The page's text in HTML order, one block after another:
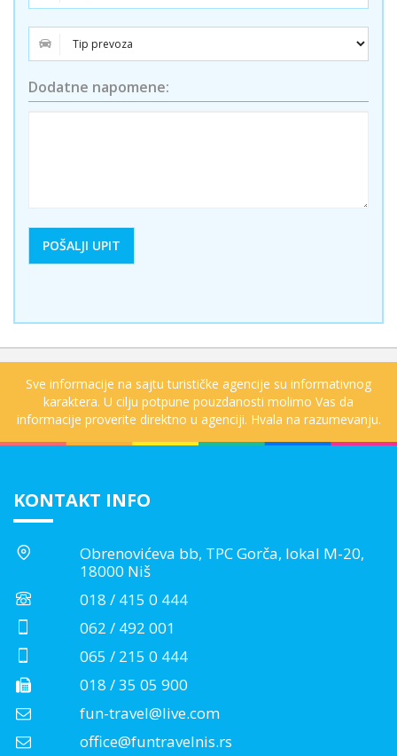
Dodatne napomene:
Sve informacije na sajtu turističke agencije su informativnog
karaktera. U cilju potpune pouzdanosti molimo Vas da
informacije proverite direktno u agenciji. Hvala na razumevanju.
KONTAKT INFO
Obrenovićeva bb, TPC Gorča, lokal M-20,
18000 Niš
018 / 415 0 444
062 / 492 001
065 / 215 0 444
018 / 35 05 900
fun-travel@live.com
office@funtravelnis.rs